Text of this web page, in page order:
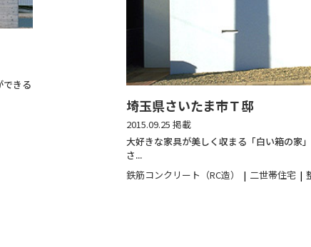
できる
埼玉県さいたま市Ｔ邸
2015.09.25 掲載
大好きな家具が美しく収まる「白い箱の家
さ...
鉄筋コンクリート（RC造）
二世帯住宅